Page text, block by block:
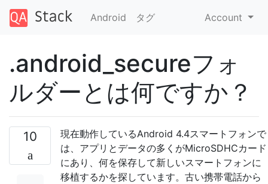
Android タグ Account
.android_secureフォ
ルダーとは何ですか？
10
現在動作しているAndroid 4.4スマートフォンで
は、アプリとデータの多くがMicroSDHCカード
にあり、何を保存して新しいスマートフォンに
移植するかを探しています。古い携帯電話から